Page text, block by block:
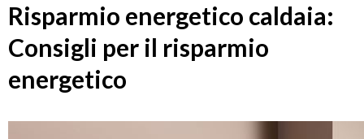
Risparmio energetico caldaia:
Consigli per il risparmio
energetico